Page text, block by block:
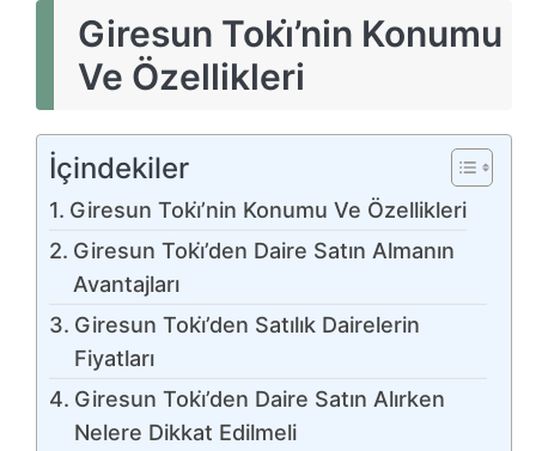
Giresun Toki̇’nin Konumu
Ve Özellikleri
İçindekiler
Giresun Toki̇’nin Konumu Ve Özellikleri
Giresun Toki̇’den Daire Satın Almanın
Avantajları
Giresun Toki̇’den Satılık Dairelerin
Fiyatları
Giresun Toki̇’den Daire Satın Alırken
Nelere Dikkat Edilmeli